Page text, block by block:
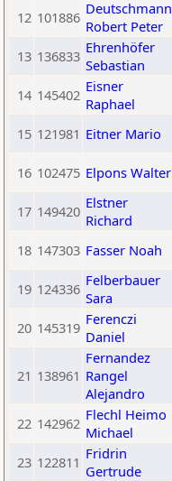
12 101886 Deutschmann
Robert Peter
13 136833 Ehrenhöfer
Sebastian
14 145402 Eisner
Raphael
15 121981 Eitner Mario
16 102475 Elpons Walter
17 149420 Elstner
Richard
18 147303 Fasser Noah
19 124336 Felberbauer
Sara
20 145319 Ferenczi
Daniel
21 138961
Fernandez
Rangel
Alejandro
22 142962 Flechl Heimo
Michael
23 122811 Fridrin
Gertrude